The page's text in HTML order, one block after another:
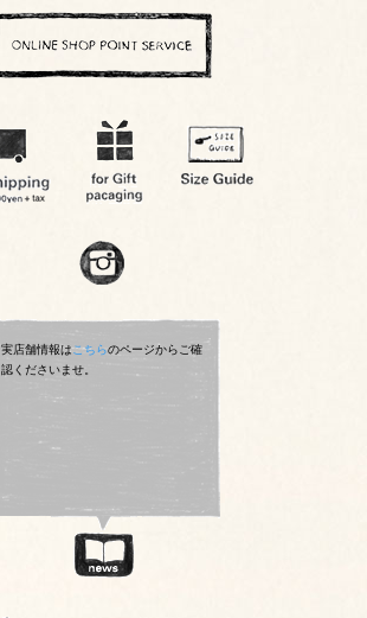
実店舗情報はこちらのページからご確
認くださいませ。